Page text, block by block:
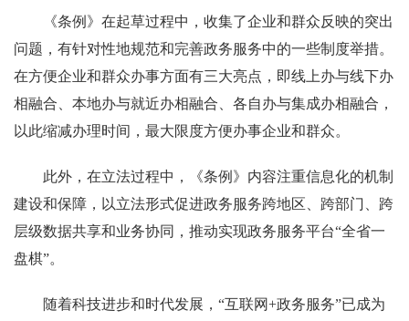
《条例》在起草过程中，收集了企业和群众反映的突出
问题，有针对性地规范和完善政务服务中的一些制度举措。
在方便企业和群众办事方面有三大亮点，即线上办与线下办
相融合、本地办与就近办相融合、各自办与集成办相融合，
以此缩减办理时间，最大限度方便办事企业和群众。
此外，在立法过程中，《条例》内容注重信息化的机制
建设和保障，以立法形式促进政务服务跨地区、跨部门、跨
层级数据共享和业务协同，推动实现政务服务平台“全省一
盘棋”。
随着科技进步和时代发展，“互联网+政务服务”已成为